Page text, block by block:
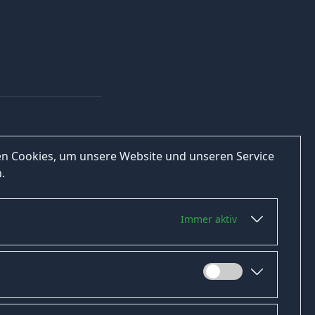
Cookies, um unsere Website und unseren Service
Immer aktiv